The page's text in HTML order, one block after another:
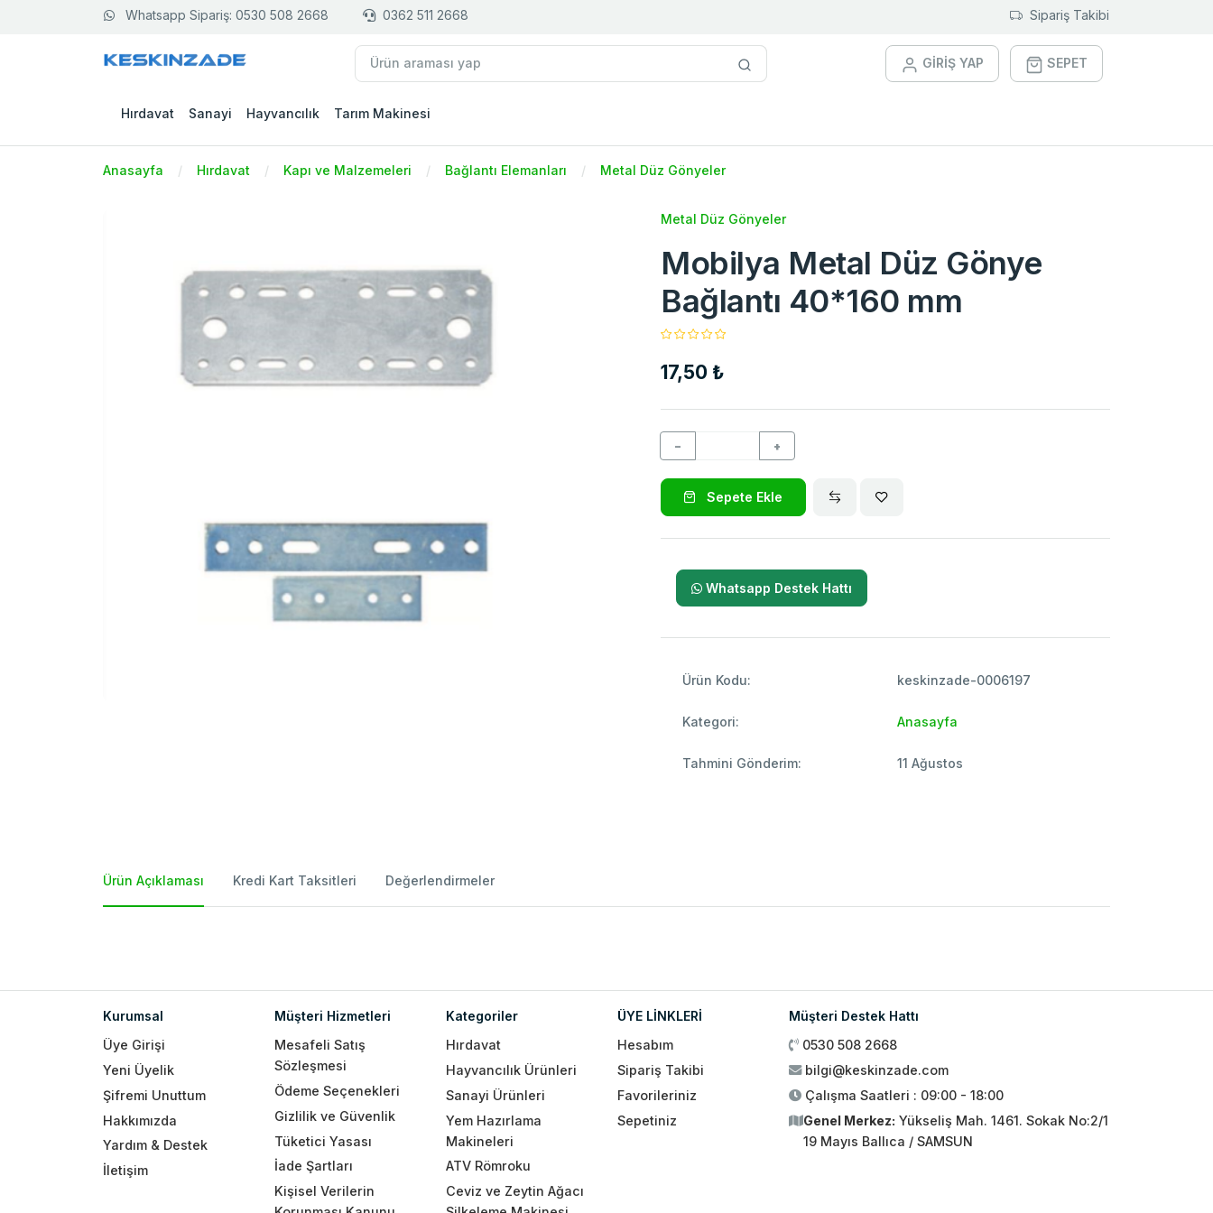
Whatsapp Sipariş: 0530 508 2668 0362 511 2668 Sipariş Takibi
GİRİŞ YAP SEPET
Hırdavat Sanayi Hayvancılık Tarım Makinesi
Anasayfa Hırdavat Kapı ve Malzemeleri Bağlantı Elemanları Metal Düz Gönyeler
Metal Düz Gönyeler
Mobilya Metal Düz Gönye
Bağlantı 40*160 mm
17,50 ₺
− +
Sepete Ekle
Whatsapp Destek Hattı
Ürün Kodu: keskinzade-0006197
Kategori: Anasayfa
Tahmini Gönderim: 11 Ağustos
Ürün Açıklaması Kredi Kart Taksitleri Değerlendirmeler
Kurumsal
Üye Girişi
Yeni Üyelik
Şifremi Unuttum
Hakkımızda
Yardım & Destek
İletişim
Müşteri Hizmetleri
Mesafeli Satış
Sözleşmesi
Ödeme Seçenekleri
Gizlilik ve Güvenlik
Tüketici Yasası
İade Şartları
Kişisel Verilerin
Kategoriler
Hırdavat
Hayvancılık Ürünleri
Sanayi Ürünleri
Yem Hazırlama
Makineleri
ATV Römroku
Ceviz ve Zeytin Ağacı
ÜYE LİNKLERİ
Hesabım
Sipariş Takibi
Favorileriniz
Sepetiniz
Müşteri Destek Hattı
0530 508 2668
bilgi@keskinzade.com
Çalışma Saatleri : 09:00 - 18:00
Genel Merkez: Yükseliş Mah. 1461. Sokak No:2/1
19 Mayıs Ballıca / SAMSUN